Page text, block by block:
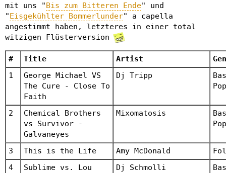
mit uns "Bis zum Bitteren Ende" und
"Eisgekühlter Bommerlunder" a capella
angestimmt haben, letzteres in einer total
witzigen Flüsterversion
# Title Artist
1
George Michael VS
The Cure - Close To
Faith
Dj Tripp
Pop
2
Chemical Brothers
vs Survivor -
Galvaneyes
Mixomatosis
Pop
3 This is the Life Amy McDonald
4
Sublime vs. Lou
Dj Schmolli